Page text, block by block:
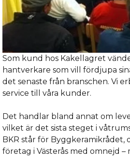
Som kund hos Kakellagret
hantverkare som vill fördjupa
det senaste från branschen. Vi
service till våra kunder.
Det handlar bland annat om
vilket är det sista steget i
BKR står för Byggkeramikrådet,
företag i Västerås med omnejd